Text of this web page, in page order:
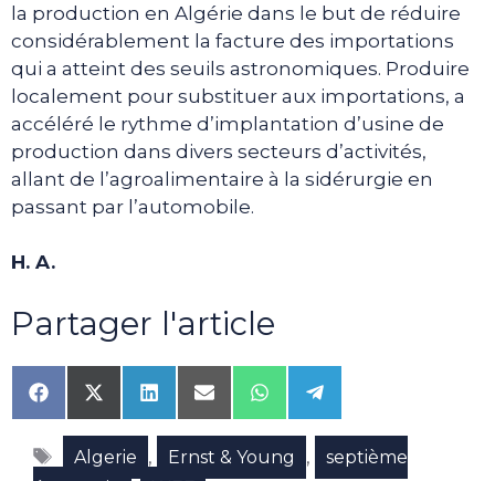
la production en Algérie dans le but de réduire
considérablement la facture des importations
qui a atteint des seuils astronomiques. Produire
localement pour substituer aux importations, a
accéléré le rythme d’implantation d’usine de
production dans divers secteurs d’activités,
allant de l’agroalimentaire à la sidérurgie en
passant par l’automobile.
H. A.
Partager l'article
Share
on
Facebook
Share
on
X
(Twitter)
Share
on
LinkedIn
Share
on
Email
Share
on
WhatsApp
Share
on
Telegram
Étiquettes
Algerie , Ernst & Young ,
septième